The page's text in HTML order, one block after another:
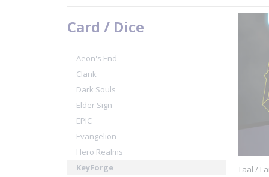
Card / Dice
Aeon's End
Clank
Dark Souls
Elder Sign
EPIC
Evangelion
Hero Realms
KeyForge
Taal /